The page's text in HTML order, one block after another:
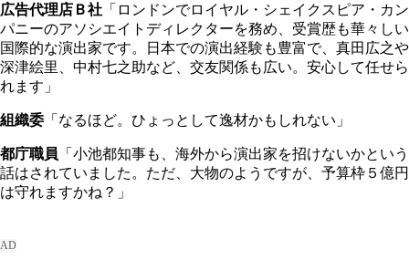
広告代理店Ｂ社 「ロンドンでロイヤル・シェイクスピア・カン
パニーのアソシエイトディレクターを務め、受賞歴も華々しい
国際的な演出家です。日本での演出経験も豊富で、真田広之や
深津絵里、中村七之助など、交友関係も広い。安心して任せら
れます」
組織委 「なるほど。ひょっとして逸材かもしれない」
都庁職員 「小池都知事も、海外から演出家を招けないかという
話はされていました。ただ、大物のようですが、予算枠５億円
は守れますかね？」